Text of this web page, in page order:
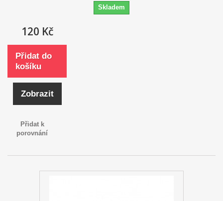
Skladem
120 Kč
Přidat do
košíku
Zobrazit
Přidat k
porovnání